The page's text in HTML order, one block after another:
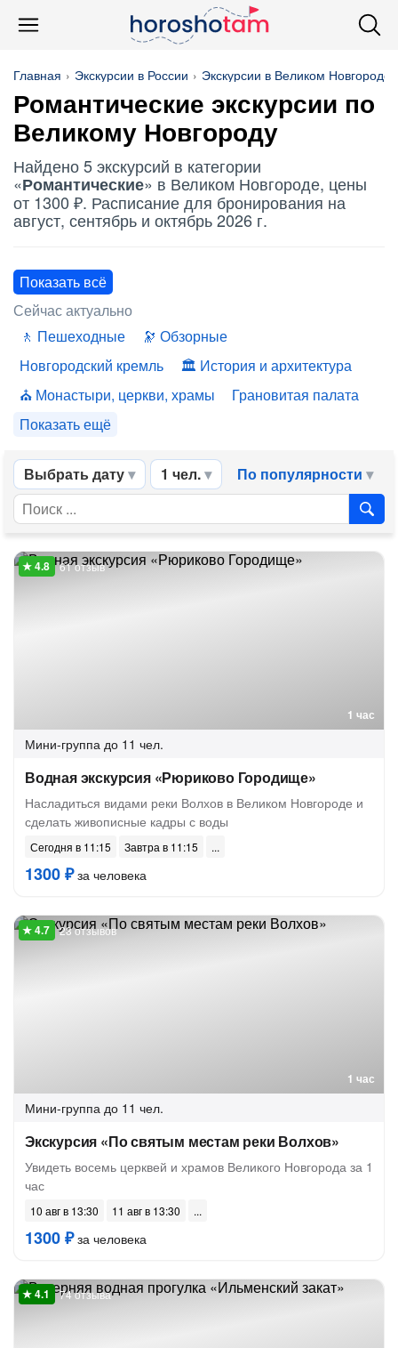
Главная Экскурсии в России Экскурсии в Великом Новгороде
Романтические экскурсии по
Великому Новгороду
Найдено 5 экскурсий в категории
«Романтические» в Великом Новгороде, цены
от 1300 ₽. Расписание для бронирования на
август, сентябрь и октябрь 2026 г.
Показать всё
Сейчас актуально
Пешеходные
Обзорные
Новгородский кремль
История и архитектура
Монастыри, церкви, храмы
Грановитая палата
Показать ещё
Выбрать дату 1 чел. По популярности
1 час
61 отзыв
Мини-группа до 11 чел.
Водная экскурсия «Рюриково Городище»
Насладиться видами реки Волхов в Великом Новгороде и
сделать живописные кадры с воды
Сегодня в 11:15 Завтра в 11:15
1300 ₽за человека
1 час
28 отзывов
Мини-группа до 11 чел.
Экскурсия «По святым местам реки Волхов»
Увидеть восемь церквей и храмов Великого Новгорода за 1
час
10 авг в 13:30 11 авг в 13:30
1300 ₽за человека
74 отзыва